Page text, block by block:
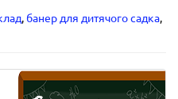
,банер для дитячого садка,